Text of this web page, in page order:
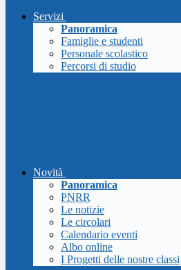
Servizi
Panoramica
Famiglie e studenti
Personale scolastico
Percorsi di studio
Novità
Panoramica
PNRR
Le notizie
Le circolari
Calendario eventi
Albo online
I Progetti delle nostre classi